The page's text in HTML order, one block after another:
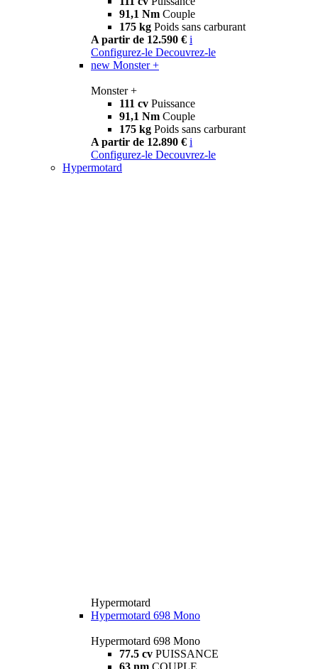
91,1 Nm Couple
175 kg Poids sans carburant
A partir de 12.590 € i
Configurez-le Decouvrez-le
new Monster +
Monster +
111 cv Puissance
91,1 Nm Couple
175 kg Poids sans carburant
A partir de 12.890 € i
Configurez-le Decouvrez-le
Hypermotard
Hypermotard
Hypermotard 698 Mono
Hypermotard 698 Mono
77.5 cv PUISSANCE
63 nm COUPLE